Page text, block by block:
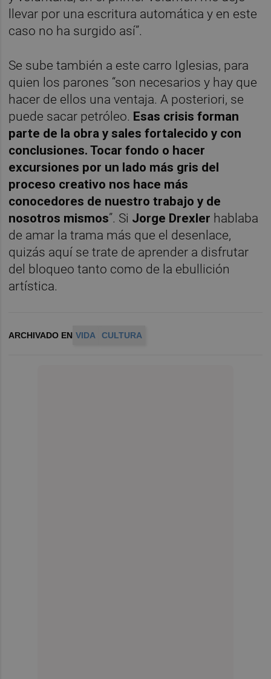
llevar por una escritura automática y en este
caso no ha surgido así”.
Se sube también a este carro Iglesias, para
quien los parones “son necesarios y hay que
hacer de ellos una ventaja. A posteriori, se
puede sacar petróleo. Esas crisis forman
parte de la obra y sales fortalecido y con
conclusiones. Tocar fondo o hacer
excursiones por un lado más gris del
proceso creativo nos hace más
conocedores de nuestro trabajo y de
nosotros mismos”. Si Jorge Drexler hablaba
de amar la trama más que el desenlace,
quizás aquí se trate de aprender a disfrutar
del bloqueo tanto como de la ebullición
artística.
ARCHIVADO EN VIDA CULTURA